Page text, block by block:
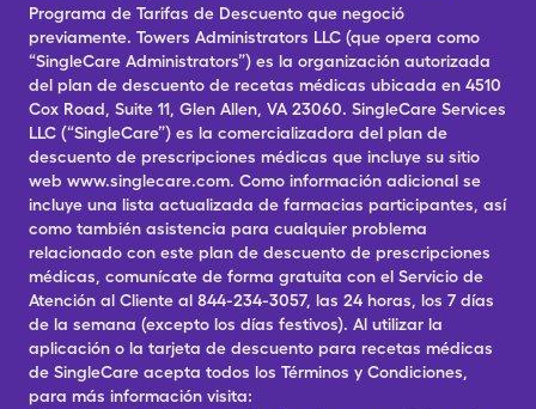
Programa de Tarifas de Descuento que negoció
previamente. Towers Administrators LLC (que opera como
“SingleCare Administrators”) es la organización autorizada
del plan de descuento de recetas médicas ubicada en 4510
Cox Road, Suite 11, Glen Allen, VA 23060. SingleCare Services
LLC (“SingleCare”) es la comercializadora del plan de
descuento de prescripciones médicas que incluye su sitio
web www.singlecare.com. Como información adicional se
incluye una lista actualizada de farmacias participantes, así
como también asistencia para cualquier problema
relacionado con este plan de descuento de prescripciones
médicas, comunícate de forma gratuita con el Servicio de
Atención al Cliente al 844-234-3057, las 24 horas, los 7 días
de la semana (excepto los días festivos). Al utilizar la
aplicación o la tarjeta de descuento para recetas médicas
de SingleCare acepta todos los Términos y Condiciones,
para más información visita: